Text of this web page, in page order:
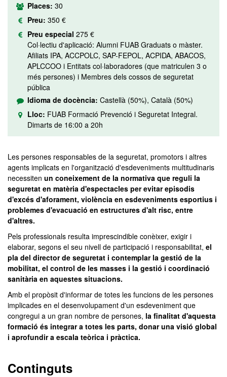
Places: 30
Preu: 350 €
Preu especial 275 €
Col·lectiu d'aplicació: Alumni FUAB Graduats o màster.
Afiliats IPA, ACCPOLC, SAP-FEPOL, ACPIDA, ABACOS,
APLCCOO i Entitats col·laboradores (que matriculen 3 o
més persones) i Membres dels cossos de seguretat
pública
Idioma de docència: Castellà (50%), Català (50%)
Lloc: FUAB Formació Prevenció i Seguretat Integral.
Dimarts de 16:00 a 20h
Les persones responsables de la seguretat, promotors i altres
agents implicats en l'organització d'esdeveniments multitudinaris
necessiten un coneixement de la normativa que reguli la
seguretat en matèria d'espectacles per evitar episodis
d'excés d'aforament, violència en esdeveniments esportius i
problemes d'evacuació en estructures d'alt risc, entre
d'altres.
Pels professionals resulta imprescindible conèixer, exigir i
elaborar, segons el seu nivell de participació i responsabilitat, el
pla del director de seguretat i contemplar la gestió de la
mobilitat, el control de les masses i la gestió i coordinació
sanitària en aquestes situacions.
Amb el propòsit d'informar de totes les funcions de les persones
implicades en el desenvolupament d'un esdeveniment que
congregui a un gran nombre de persones, la finalitat d'aquesta
formació és integrar a totes les parts, donar una visió global
i aprofundir a escala teòrica i pràctica.
Continguts